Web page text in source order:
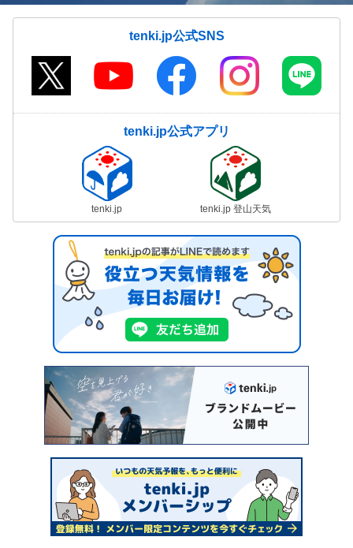
tenki.jp公式SNS
tenki.jp公式アプリ
tenki.jp tenki.jp 登山天気